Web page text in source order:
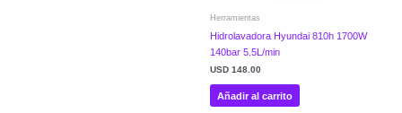
Herramientas
Hidrolavadora Hyundai 810h 1700W
140bar 5.5L/min
USD 148.00
Añadir al carrito